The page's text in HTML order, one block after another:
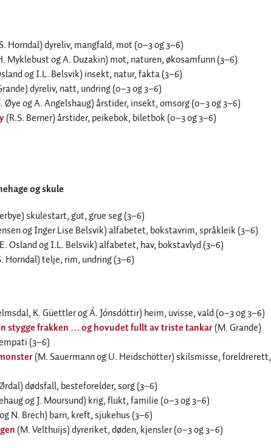
Horndal) dyreliv, mangfald, mot (0–3 og 3–6)
Myklebust og A. Duzakin) mot, naturen, økosamfunn (3–6)
og I.L. Belsvik) insekt, natur, fakta (3–6)
dyreliv, natt, undring (0–3 og 3–6)
Øye og A. Angelshaug) årstider, insekt, omsorg (0–3 og 3–6)
(R.S. Berner) årstider, peikebok, biletbok (0–3 og 3–6)
og skule
skulestart, gut, grue seg (3–6)
og Inger Lise Belsvik) alfabetet, bokstavrim, språkleik (3–6)
Osland og I.L. Belsvik) alfabetet, hav, bokstavlyd (3–6)
Horndal) telje, rim, undring (3–6)
K. Güettler og Á. Jónsdóttir) heim, uvisse, vald (0–3 og 3–6)
stygge frakken … og hovudet fullt av triste tankar(M. Grande)
(3–6)
(M. Sauermann og U. Heidschötter) skilsmisse, foreldrerett,
dødsfall, besteforelder, sorg (3–6)
og J. Moursund) krig, flukt, familie (0–3 og 3–6)
N. Brech) barn, kreft, sjukehus (3–6)
(M. Velthuijs) dyreriket, døden, kjensler (0–3 og 3–6)